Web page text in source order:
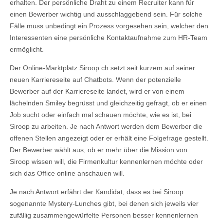
erhalten. Der persönliche Draht zu einem Recruiter kann für
einen Bewerber wichtig und ausschlaggebend sein. Für solche
Fälle muss unbedingt ein Prozess vorgesehen sein, welcher den
Interessenten eine persönliche Kontaktaufnahme zum HR-Team
ermöglicht.
Der Online-Marktplatz Siroop.ch setzt seit kurzem auf seiner
neuen Karriereseite auf Chatbots. Wenn der potenzielle
Bewerber auf der Karriereseite landet, wird er von einem
lächelnden Smiley begrüsst und gleichzeitig gefragt, ob er einen
Job sucht oder einfach mal schauen möchte, wie es ist, bei
Siroop zu arbeiten. Je nach Antwort werden dem Bewerber die
offenen Stellen angezeigt oder er erhält eine Folgefrage gestellt.
Der Bewerber wählt aus, ob er mehr über die Mission von
Siroop wissen will, die Firmenkultur kennenlernen möchte oder
sich das Office online anschauen will.
Je nach Antwort erfährt der Kandidat, dass es bei Siroop
sogenannte Mystery-Lunches gibt, bei denen sich jeweils vier
zufällig zusammengewürfelte Personen besser kennenlernen